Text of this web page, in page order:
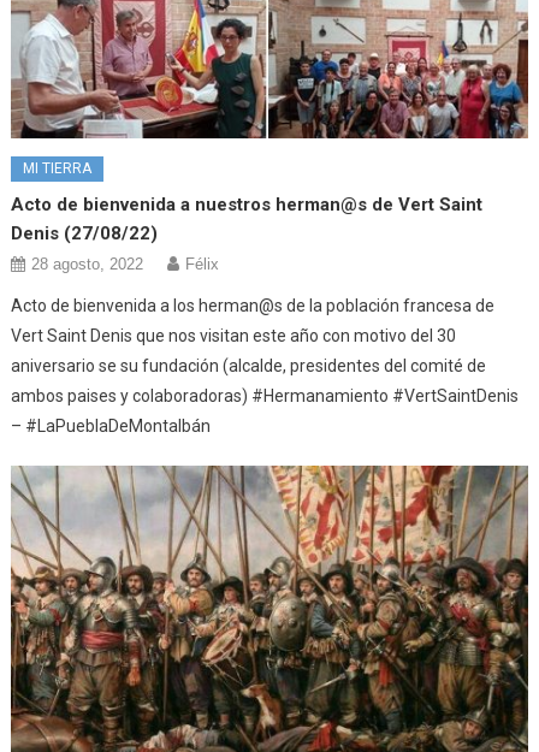
MI TIERRA
Acto de bienvenida a nuestros herman@s de Vert Saint
Denis (27/08/22)
28 agosto, 2022 Félix
Acto de bienvenida a los herman@s de la población francesa de
Vert Saint Denis que nos visitan este año con motivo del 30
aniversario se su fundación (alcalde, presidentes del comité de
ambos paises y colaboradoras) #Hermanamiento #VertSaintDenis
– #LaPueblaDeMontalbán